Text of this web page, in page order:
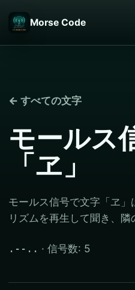
Morse Code
← すべての文字
モールス
「ヱ」
モールス信号で文字「ヱ
リズムを再生して聞き、隣
.--.. · 信号数: 5